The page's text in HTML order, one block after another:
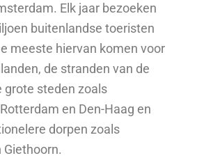
Elk jaar bezoeken
buitenlandse toeristen
meeste hiervan komen voor
de stranden van de
grote steden zoals
en Den-Haag en
dorpen zoals
Giethoorn.